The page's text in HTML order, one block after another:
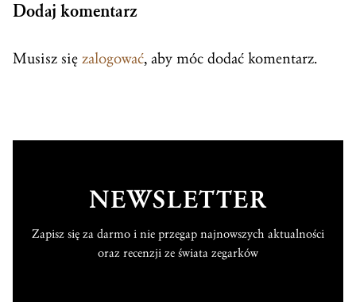
Dodaj komentarz
Musisz się zalogować, aby móc dodać komentarz.
NEWSLETTER
Zapisz się za darmo i nie przegap najnowszych aktualności
oraz recenzji ze świata zegarków